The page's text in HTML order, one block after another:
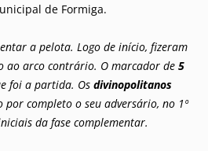
de Formiga.
a pelota. Logo de início, fizeram
ao arco contrário. O marcador de 5
foi a partida. Os divinopolitanos
completo o seu adversário, no 1º
da fase complementar.